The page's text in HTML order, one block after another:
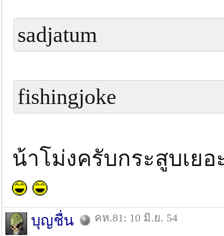
sadjatum
fishingjoke
น้าโม่งครับกระสูบเย
บุญชื่น คห.81: 10 มิ.ย. 54